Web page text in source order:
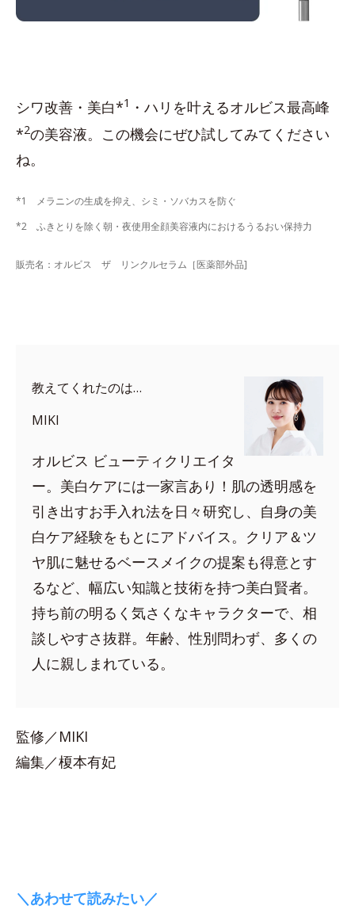
シワ改善・美白*1 ・ハリを叶えるオルビス最高峰
*2の美容液。この機会にぜひ試してみてください
ね。
*1 メラニンの生成を抑え、シミ・ソバカスを防ぐ
*2 ふきとりを除く朝・夜使用全顔美容液内におけるうるおい保持力
販売名：オルビス ザ リンクルセラム［医薬部外品]
教えてくれたのは…
MIKI
オルビス ビューティクリエイタ
ー。美白ケアには一家言あり！肌の透明感を
引き出すお手入れ法を日々研究し、自身の美
白ケア経験をもとにアドバイス。クリア＆ツ
ヤ肌に魅せるベースメイクの提案も得意とす
るなど、幅広い知識と技術を持つ美白賢者。
持ち前の明るく気さくなキャラクターで、相
談しやすさ抜群。年齢、性別問わず、多くの
人に親しまれている。
監修／MIKI
編集／榎本有妃
＼あわせて読みたい／